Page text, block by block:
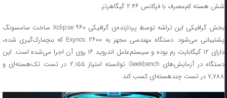
شش هسته کم‌مصرف با فرکانس ۲.۴۶ گیگاهرتز.
بخش گرافیکی این تراشه توسط پردازنده‌ی گرافیکی Xclipse ۹۶۰ ساخت سامسونگ
پشتیبانی می‌شود. دستگاه مهندسی مجهز به Exynos ۲۶۰۰ که بنچمارک‌گیری شده،
دارای ۱۲ گیگابایت رم بوده و سیستم‌عامل اندروید ۱۶ روی آن اجرا می‌شده است. این
دستگاه در آزمایش‌های Geekbench توانسته امتیاز ۲,۱۵۵ در تست تک‌هسته‌ای و
۷,۷۸۸ در تست چندهسته‌ای کسب کند.